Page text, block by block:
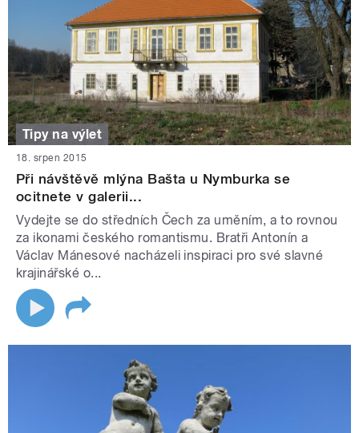
Tipy na výlet
18. srpen 2015
Při návštěvě mlýna Bašta u Nymburka se
ocitnete v galerii...
Vydejte se do středních Čech za uměním, a to rovnou
za ikonami českého romantismu. Bratři Antonín a
Václav Mánesové nacházeli inspiraci pro své slavné
krajinářské o...